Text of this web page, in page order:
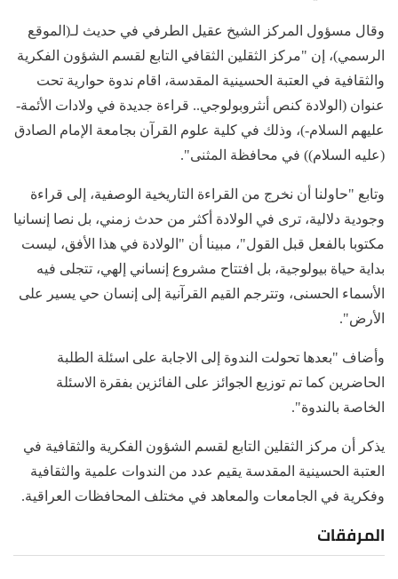
وقال مسؤول المركز الشيخ عقيل الطرفي في حديث لـ(الموقع
الرسمي)، إن "مركز الثقلين الثقافي التابع لقسم الشؤون الفكرية
والثقافية في العتبة الحسينية المقدسة، اقام ندوة حوارية تحت
عنوان (الولادة كنص أنثروبولوجي.. قراءة جديدة في ولادات الأئمة-
عليهم السلام-)، وذلك في كلية علوم القرآن بجامعة الإمام الصادق
(عليه السلام)) في محافظة المثنى".
وتابع "حاولنا أن نخرج من القراءة التاريخية الوصفية، إلى قراءة
وجودية دلالية، ترى في الولادة أكثر من حدث زمني، بل نصا إنسانيا
مكتوبا بالفعل قبل القول"، مبينا أن "الولادة في هذا الأفق، ليست
بداية حياة بيولوجية، بل افتتاح مشروع إنساني إلهي، تتجلى فيه
الأسماء الحسنى، وتترجم القيم القرآنية إلى إنسان حي يسير على
الأرض".
وأضاف "بعدها تحولت الندوة إلى الاجابة على اسئلة الطلبة
الحاضرين كما تم توزيع الجوائز على الفائزين بفقرة الاسئلة
الخاصة بالندوة".
يذكر أن مركز الثقلين التابع لقسم الشؤون الفكرية والثقافية في
العتبة الحسينية المقدسة يقيم عدد من الندوات علمية والثقافية
وفكرية في الجامعات والمعاهد في مختلف المحافظات العراقية.
المرفقات